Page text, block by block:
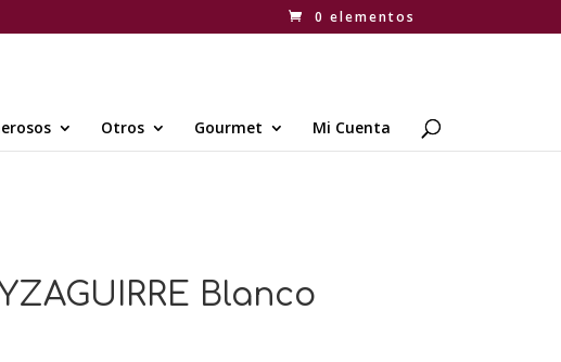
0 elementos
Otros Gourmet Mi Cuenta
Blanco